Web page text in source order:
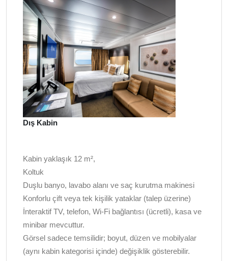
Dış Kabin
Kabin yaklaşık 12 m²,
Koltuk
Duşlu banyo, lavabo alanı ve saç kurutma makinesi
Konforlu çift veya tek kişilik yataklar (talep üzerine)
İnteraktif TV, telefon, Wi-Fi bağlantısı (ücretli), kasa ve
minibar mevcuttur.
Görsel sadece temsilidir; boyut, düzen ve mobilyalar
(aynı kabin kategorisi içinde) değişiklik gösterebilir.